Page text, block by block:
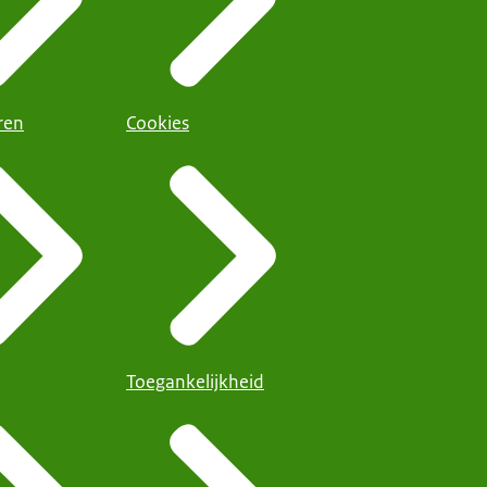
Cookies
Toegankelijkheid